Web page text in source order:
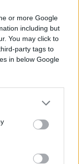
or more Google
including but
You may click to
party tags to
in below Google